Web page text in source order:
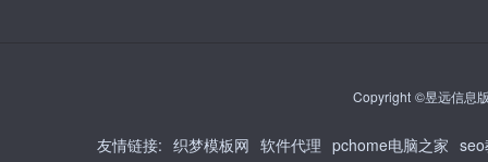
Copyright ©昱远信息
友情链接: 织梦模板网 软件代理 pchome电脑之家